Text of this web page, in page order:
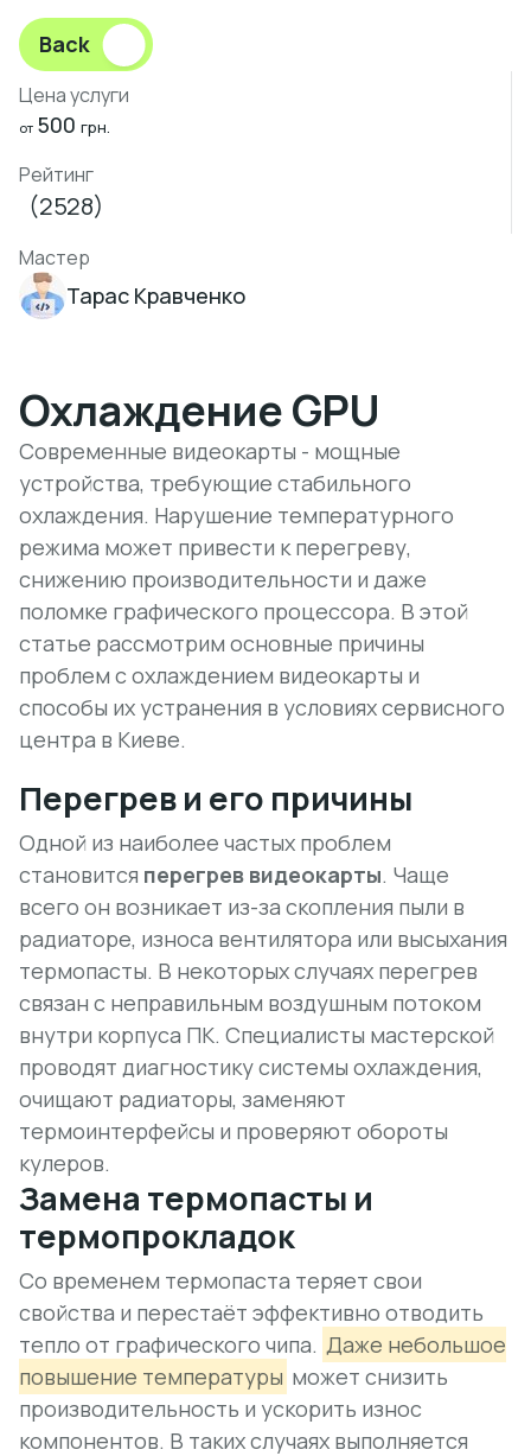
Back
Цена услуги
от 500 грн.
Рейтинг
(2528)
Мастер
Тарас Кравченко
Охлаждение GPU
Современные видеокарты - мощные
устройства, требующие стабильного
охлаждения. Нарушение температурного
режима может привести к перегреву,
снижению производительности и даже
поломке графического процессора. В этой
статье рассмотрим основные причины
проблем с охлаждением видеокарты и
способы их устранения в условиях сервисного
центра в Киеве.
Перегрев и его причины
Одной из наиболее частых проблем
становится перегрев видеокарты. Чаще
всего он возникает из-за скопления пыли в
радиаторе, износа вентилятора или высыхания
термопасты. В некоторых случаях перегрев
связан с неправильным воздушным потоком
внутри корпуса ПК. Специалисты мастерской
проводят диагностику системы охлаждения,
очищают радиаторы, заменяют
термоинтерфейсы и проверяют обороты
кулеров.
Замена термопасты и
термопрокладок
Со временем термопаста теряет свои
свойства и перестаёт эффективно отводить
тепло от графического чипа. Даже небольшое
повышение температуры может снизить
производительность и ускорить износ
компонентов. В таких случаях выполняется